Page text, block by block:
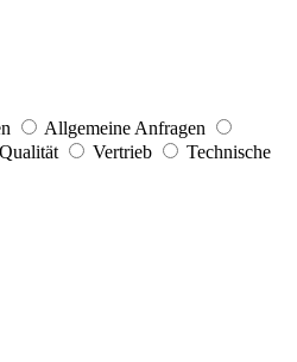
Allgemeine Anfragen
Qualität Vertrieb
Technische